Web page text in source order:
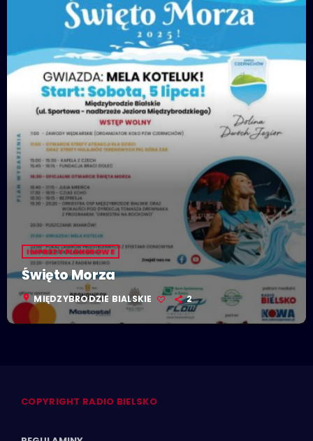
IMPREZY PLENEROWE
Święto Morza
location_on MIĘDZYBRODZIE BIALSKIE 2
COPYRIGHT RADIO BIELSKO